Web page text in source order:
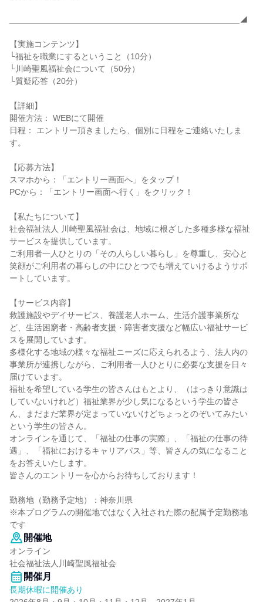
_________________________________________________◢
【実施コンテンツ】
└福祉を職業にするということ（10分）
└川崎聖風福祉会について（50分）
└質疑応答（20分）
【詳細】
開催方法： WEBにて開催
日程： エントリー頂きましたら、個別に日程をご連絡いたしま
す。
【応募方法】
スマホから：「エントリー画面へ」をタップ！
PCから：「エントリー画面へ行く」をクリック！
【私たちについて】
社会福祉法人 川崎聖風福祉会は、地域に根ざした多種多様な福祉
サービスを提供しています。
ご利用者一人ひとりの「その人らしい暮らし」を尊重し、安心と
笑顔がご利用者の暮らしの中にひとつでも増えていけるようサポ
ートしています。
【サービス内容】
救護施設やデイサービス、養護老人ホーム、生活介護事業所な
ど、生活困窮者・高齢者支援・障害者支援など幅広い福祉サービ
スを展開しています。
多様化する地域の様々な福祉ニーズに応えられるよう、法人内の
事業所が連携しながら、ご利用者一人ひとりに必要な支援を日々
届けています。
福祉を希望している学生の皆さんはもとより、（はっきり意識は
していないけれど）福祉業界が少し気になるという学生の皆さ
ん、まだまだ業界が定まっていないけどちょっとのぞいてみたい
という学生の皆さん。
オンラインを通じて、「福祉の仕事の実際」、「福祉の仕事の待
遇」、「福祉におけるキャリアパス」等、皆さんの気になること
をお答えいたします。
皆さんのエントリーを心からお待ちしております！
勤務地（勤務予定地）：神奈川県
※本プログラムの開催地ではなく入社された際の配属予定勤務地
です
開催地
オンライン
社会福祉法人川崎聖風福祉会
開催月
長期休暇に開催あり